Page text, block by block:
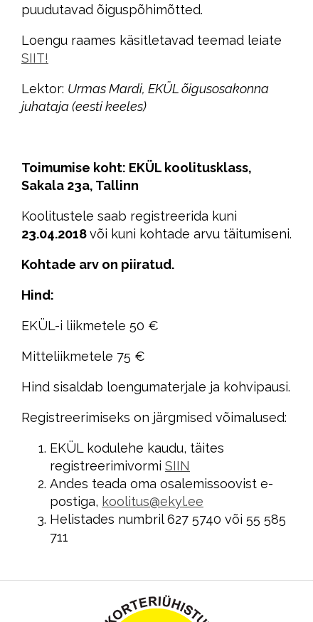
puudutavad õiguspõhimõtted.
Loengu raames käsitletavad teemad leiate
SIIT!
Lektor: Urmas Mardi, EKÜLõigusosakonna
juhataja (eesti keeles)
Toimumise koht: EKÜL koolitusklass,
Sakala 23a, Tallinn
Koolitustele saab registreerida kuni
23.04.2018või kuni kohtade arvu täitumiseni.
Kohtade arv on piiratud.
Hind:
EKÜL-i liikmetele 50 €
Mitteliikmetele 75 €
Hind sisaldab loengumaterjale ja kohvipausi.
Registreerimiseks on järgmised võimalused:
EKÜL kodulehe kaudu, täites
registreerimivormi SIIN
Andes teada oma osalemissoovist e-
postiga, koolitus@ekyl.ee
Helistades numbril 627 5740 või 55 585
711